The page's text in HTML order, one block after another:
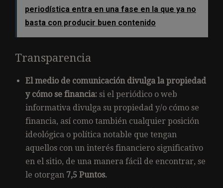
periodística entra en una fase en la que ya no
basta con producir buen contenido
Transparencia
El medio de comunicación divulga la propiedad
y cómo se financia: si el periódico o web
informativa divulga su propiedad y/o cómo se
financia, así como también cualquier posición
ideológica o política notable que tengan
aquellos con un interés financiero significativo
en el sitio, de una manera fácil de encontrar, se
le otorgan 7,5 Puntos.